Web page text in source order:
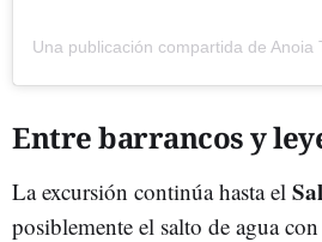
Entre barrancos y
La excursión continúa hasta el
posiblemente el salto de agua